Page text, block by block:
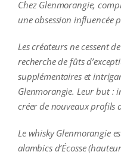
Chez Glenmorangie,
une obsession influencée
Les créateurs ne cessent
recherche de fûts
supplémentaires et
Glenmorangie. Leur but :
créer de nouveaux profils
Le whisky Glenmorangie
alambics d’Écosse